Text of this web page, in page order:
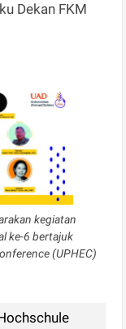
Dekan FKM
kegiatan
ke-6 bertajuk
(UPHEC)